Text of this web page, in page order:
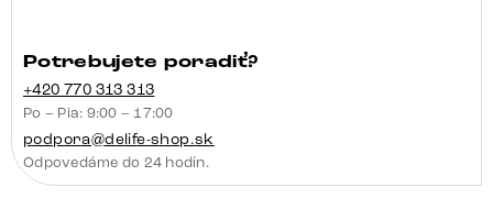
Potrebujete poradiť?
+420 770 313 313
Po – Pia: 9:00 – 17:00
podpora@delife-shop.sk
Odpovedáme do 24 hodín.